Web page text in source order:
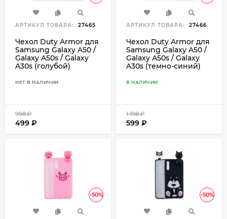
АРТИКУЛ ТОВАРА: 27465
Чехол Duty Armor для
Samsung Galaxy A50 /
Galaxy A50s / Galaxy
A30s (голубой)
НЕТ В НАЛИЧИИ
998₽
499 ₽
АРТИКУЛ ТОВАРА: 27466
Чехол Duty Armor для
Samsung Galaxy A50 /
Galaxy A50s / Galaxy
A30s (темно-синий)
В НАЛИЧИИ
1 198₽
599 ₽
-50% -50%